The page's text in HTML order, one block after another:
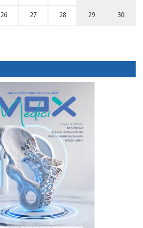
26 27 28 29 30